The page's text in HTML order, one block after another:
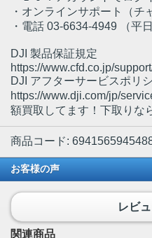
・オンラインサポート（チ
・電話 03-6634-4949 （平
DJI 製品保証規定
https://www.cfd.co.jp/
DJI アフターサービスポリ
https://www.dji.com/jp/
額買取してます！下取り
商品コード:
お客様の声
レビ
関連商品